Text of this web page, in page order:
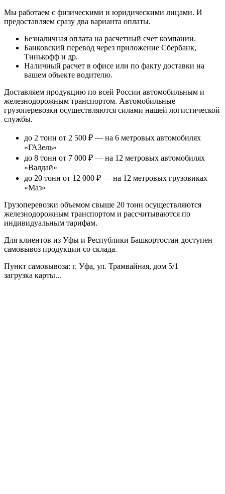
Мы работаем с физическими и юридическими лицами. И
предоставляем сразу два варианта оплаты.
Безналичная оплата на расчетный счет компании.
Банковский перевод через приложение Сбербанк,
Тинькофф и др.
Наличный расчет в офисе или по факту доставки на
вашем объекте водителю.
Доставляем продукцию по всей России автомобильным и
железнодорожным транспортом. Автомобильные
грузоперевозки осуществляются силами нашей логистической
службы.
до 2 тонн от 2 500 ₽ — на 6 метровых автомобилях
«ГАЗель»
до 8 тонн от 7 000 ₽ — на 12 метровых автомобилях
«Валдай»
до 20 тонн от 12 000 ₽ — на 12 метровых грузовиках
«Маз»
Грузоперевозки объемом свыше 20 тонн осуществляются
железнодорожным транспортом и рассчитываются по
индивидуальным тарифам.
Для клиентов из Уфы и Республики Башкортостан доступен
самовывоз продукции со склада.
Пункт самовывоза: г. Уфа, ул. Трамвайная, дом 5/1
загрузка карты...